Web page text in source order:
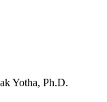
Yotha, Ph.D.